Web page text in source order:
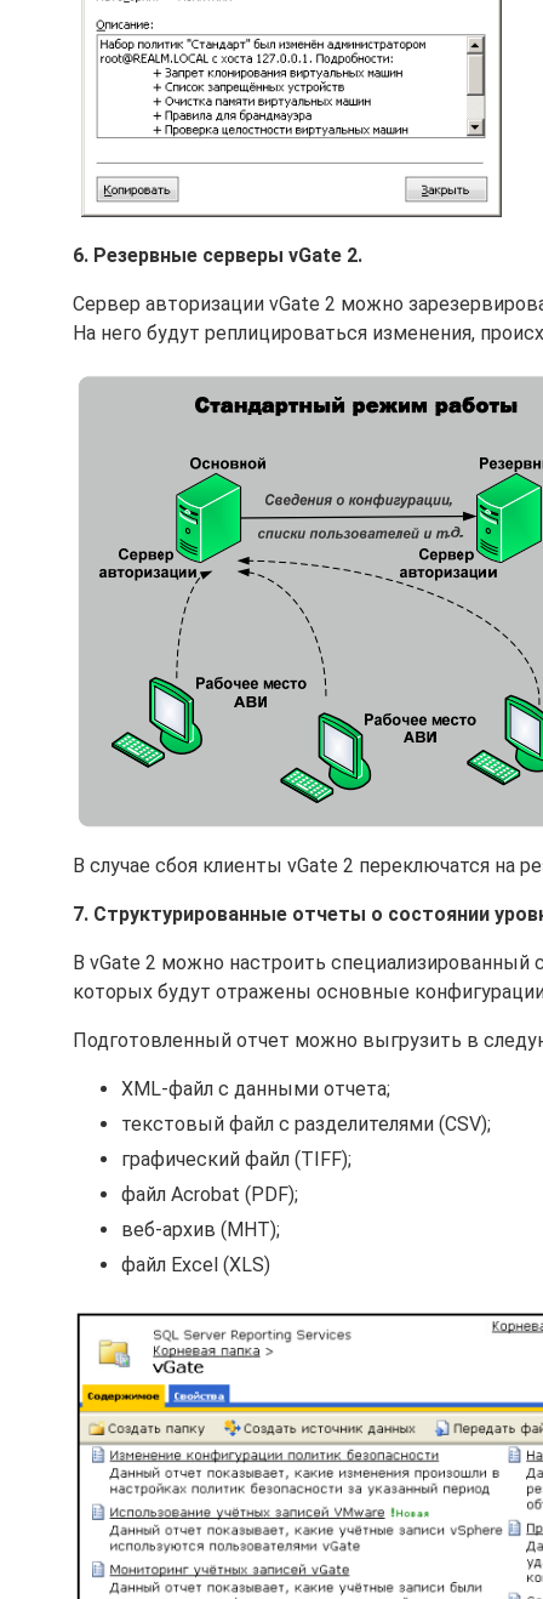
6. Резервные серверы vGate 2.
Сервер авторизации vGate 2 можно
На него будут реплицироваться изменения,
В случае сбоя клиенты vGate 2 переключатся на
7. Структурированные отчеты о состоянии
В vGate 2 можно настроить специализированный
которых будут отражены основные
Подготовленный отчет можно выгрузить в
XML-файл с данными отчета;
текстовый файл с разделителями (CSV);
графический файл (TIFF);
файл Acrobat (PDF);
веб-архив (MHT);
файл Excel (XLS)